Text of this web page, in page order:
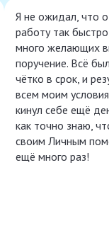
Я не ожидал, что
работу так
много желающих
поручение. Всё
чётко в срок, и
всем моим
кинул себе ещё
как точно знаю,
своим Личным
ещё много раз!